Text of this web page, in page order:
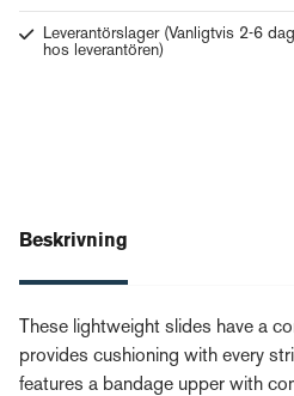
Leverantörslager (Vanligtvis 2-6
hos leverantören)
Beskrivning
These lightweight slides have a
provides cushioning with every
features a bandage upper with